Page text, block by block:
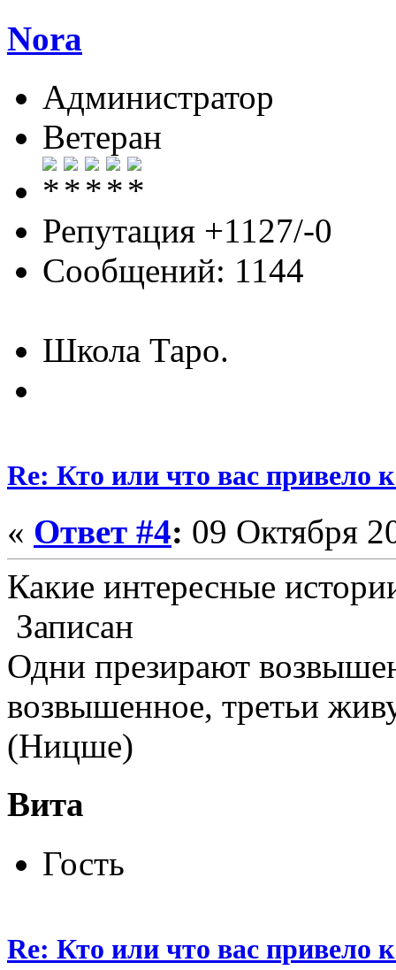
Nora
Администратор
Ветеран
Репутация +1127/-0
Сообщений: 1144
Школа Таро.
Re: Кто или что вас привело
« Ответ #4: 09 Октября
Какие интересные
Записан
Одни презирают
возвышенное, третьи
(Ницше)
Вита
Гость
Re: Кто или что вас привело